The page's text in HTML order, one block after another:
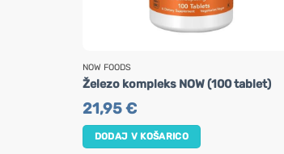
NOW FOODS
Železo kompleks NOW (100 tablet)
21,95€
DODAJ V KOŠARICO